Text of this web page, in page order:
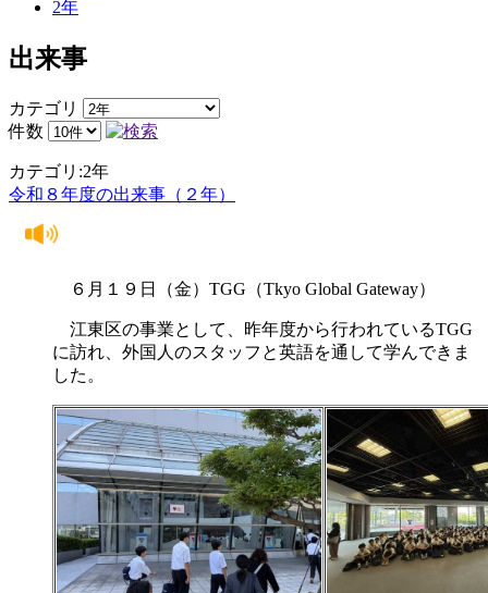
2年
出来事
カテゴリ
件数
カテゴリ:2年
令和８年度の出来事（２年）
６月１９日（金）TGG（Tkyo Global Gateway）
江東区の事業として、昨年度から行われているTGG
に訪れ、外国人のスタッフと英語を通して学んできま
した。